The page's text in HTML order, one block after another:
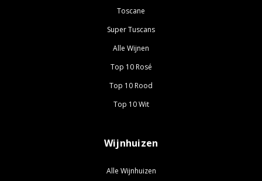
Toscane
Super Tuscans
Alle Wijnen
Top 10 Rosé
Top 10 Rood
Top 10 Wit
Wijnhuizen
Alle Wijnhuizen